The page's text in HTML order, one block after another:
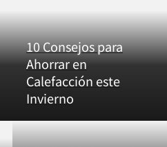
10 Consejos para
Ahorrar en
Calefacción este
Invierno